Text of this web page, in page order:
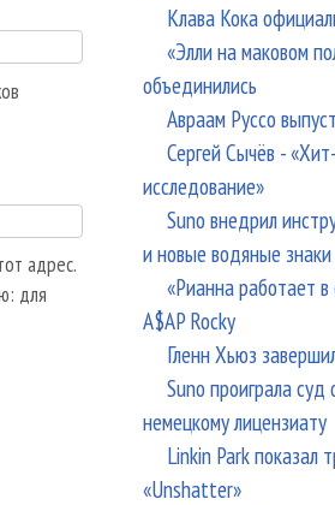
адрес.
для
Клава Кока
«Элли на маковом
объединились
Авраам Руссо
Сергей Сычёв -
исследование»
Suno внедрил
и новые водяные знаки
«Рианна работает в
A$AP Rocky
Гленн Хьюз
Suno проиграла
немецкому лицензиату
Linkin Park показал
«Unshatter»